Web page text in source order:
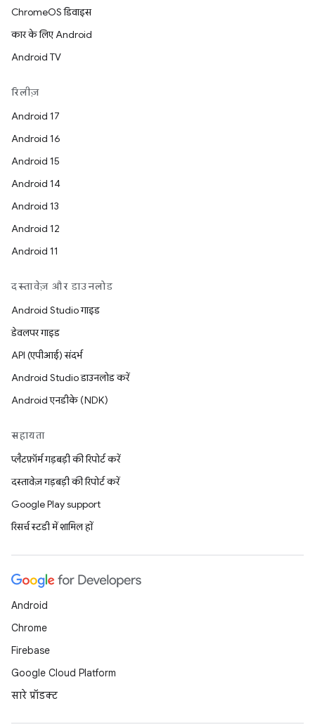
ChromeOS डिवाइस
कार के लिए Android
Android TV
रिलीज़
Android 17
Android 16
Android 15
Android 14
Android 13
Android 12
Android 11
दस्तावेज़ और डाउनलोड
Android Studio गाइड
डेवलपर गाइड
API (एपीआई) संदर्भ
Android Studio डाउनलोड करें
Android एनडीके (NDK)
सहायता
प्लैटफ़ॉर्म गड़बड़ी की रिपोर्ट करें
दस्तावेज़ गड़बड़ी की रिपोर्ट करें
Google Play support
रिसर्च स्टडी में शामिल हों
Android
Chrome
Firebase
Google Cloud Platform
सारे प्रॉडक्ट